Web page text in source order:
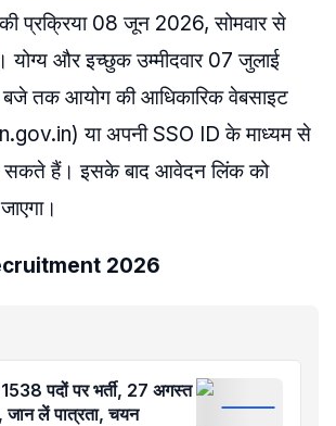
प्रक्रिया 08 जून 2026, सोमवार से
योग्य और इच्छुक उम्मीदवार 07 जुलाई
तक आयोग की आधिकारिक वेबसाइट
या अपनी SSO ID के माध्यम से
सकते हैं। इसके बाद आवेदन लिंक को
2026
पदों पर भर्ती, 27 अगस्त
लें पात्रता, चयन